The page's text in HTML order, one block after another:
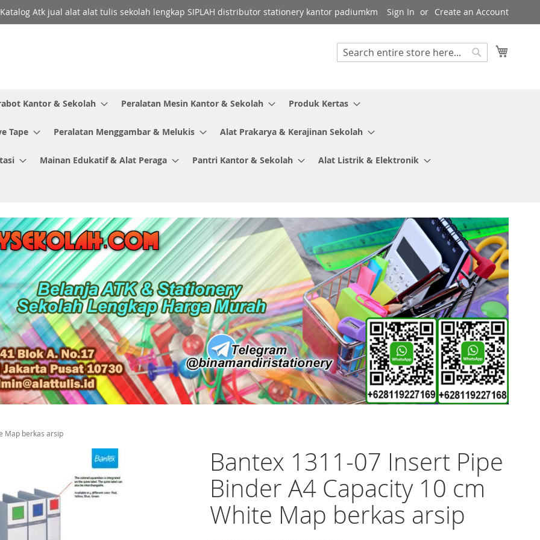
Katalog Atk jual alat alat tulis sekolah lengkap SIPLAH distributor stationery kantor padiumkm Sign In Create an Account
Search
Kantor & Sekolah Peralatan Mesin Kantor & Sekolah Produk Kertas
Tape Peralatan Menggambar & Melukis Alat Prakarya & Kerajinan Sekolah
Mainan Edukatif & Alat Peraga Pantri Kantor & Sekolah Alat Listrik & Elektronik
Map berkas arsip
Bantex 1311-07 Insert Pipe
Binder A4 Capacity 10 cm
White Map berkas arsip